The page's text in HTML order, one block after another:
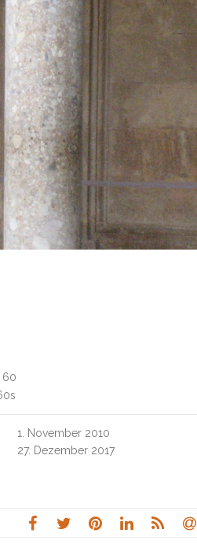
60
1. November 2010
27. Dezember 2017